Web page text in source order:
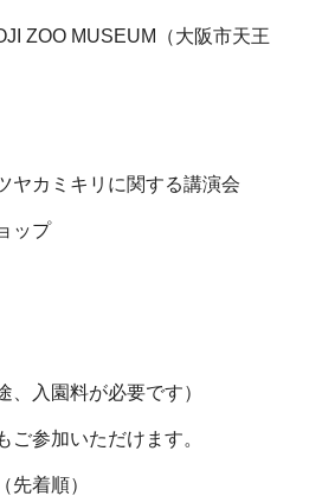
ZOO MUSEUM（大阪市天王
ヤカミキリに関する講演会
ップ
、入園料が必要です）
ご参加いただけます。
先着順）